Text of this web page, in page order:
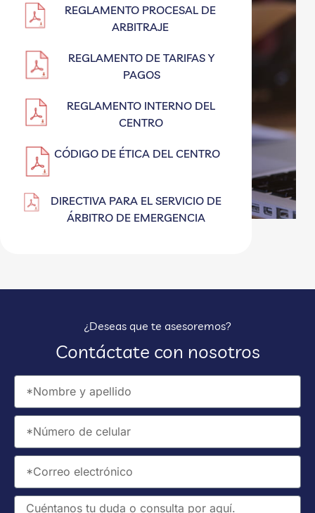
REGLAMENTO PROCESAL DE
ARBITRAJE
REGLAMENTO DE TARIFAS Y
PAGOS
REGLAMENTO INTERNO DEL
CENTRO
CÓDIGO DE ÉTICA DEL CENTRO
DIRECTIVA PARA EL SERVICIO DE
ÁRBITRO DE EMERGENCIA
¿Deseas que te asesoremos?
Contáctate con nosotros